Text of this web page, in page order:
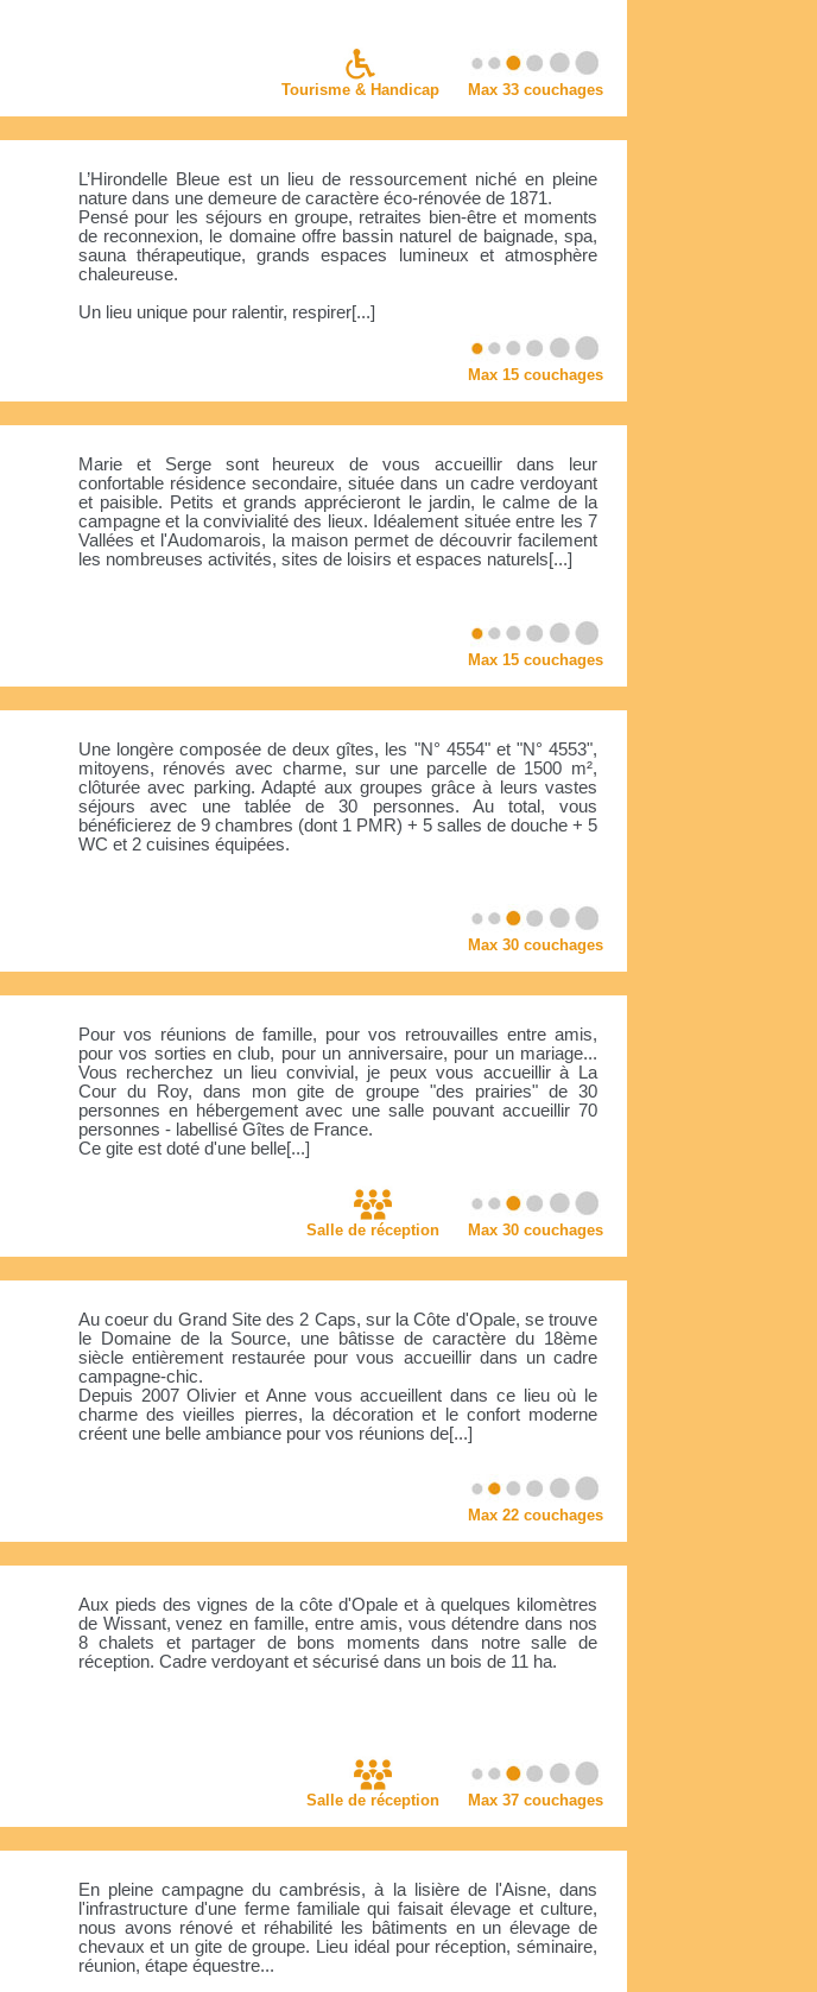
Tourisme & Handicap Max 33 couchages
L’Hirondelle Bleue est un lieu de ressourcement niché en pleine
nature dans une demeure de caractère éco-rénovée de 1871.
Pensé pour les séjours en groupe, retraites bien-être et moments
de reconnexion, le domaine offre bassin naturel de baignade, spa,
sauna thérapeutique, grands espaces lumineux et atmosphère
chaleureuse.
Un lieu unique pour ralentir, respirer[...]
Max 15 couchages
Marie et Serge sont heureux de vous accueillir dans leur
confortable résidence secondaire, située dans un cadre verdoyant
et paisible. Petits et grands apprécieront le jardin, le calme de la
campagne et la convivialité des lieux. Idéalement située entre les 7
Vallées et l'Audomarois, la maison permet de découvrir facilement
les nombreuses activités, sites de loisirs et espaces naturels[...]
Max 15 couchages
Une longère composée de deux gîtes, les "N° 4554" et "N° 4553",
mitoyens, rénovés avec charme, sur une parcelle de 1500 m²,
clôturée avec parking. Adapté aux groupes grâce à leurs vastes
séjours avec une tablée de 30 personnes. Au total, vous
bénéficierez de 9 chambres (dont 1 PMR) + 5 salles de douche + 5
WC et 2 cuisines équipées.
Max 30 couchages
Pour vos réunions de famille, pour vos retrouvailles entre amis,
pour vos sorties en club, pour un anniversaire, pour un mariage...
Vous recherchez un lieu convivial, je peux vous accueillir à La
Cour du Roy, dans mon gite de groupe "des prairies" de 30
personnes en hébergement avec une salle pouvant accueillir 70
personnes - labellisé Gîtes de France.
Ce gite est doté d'une belle[...]
Salle de réception Max 30 couchages
Au coeur du Grand Site des 2 Caps, sur la Côte d'Opale, se trouve
le Domaine de la Source, une bâtisse de caractère du 18ème
siècle entièrement restaurée pour vous accueillir dans un cadre
campagne-chic.
Depuis 2007 Olivier et Anne vous accueillent dans ce lieu où le
charme des vieilles pierres, la décoration et le confort moderne
créent une belle ambiance pour vos réunions de[...]
Max 22 couchages
Aux pieds des vignes de la côte d'Opale et à quelques kilomètres
de Wissant, venez en famille, entre amis, vous détendre dans nos
8 chalets et partager de bons moments dans notre salle de
réception. Cadre verdoyant et sécurisé dans un bois de 11 ha.
Salle de réception Max 37 couchages
En pleine campagne du cambrésis, à la lisière de l'Aisne, dans
l'infrastructure d'une ferme familiale qui faisait élevage et culture,
nous avons rénové et réhabilité les bâtiments en un élevage de
chevaux et un gite de groupe. Lieu idéal pour réception, séminaire,
réunion, étape équestre...